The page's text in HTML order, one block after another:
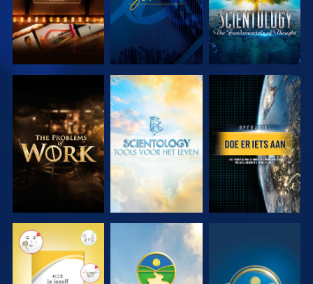
VERKEN DE
SERIE
VERKEN DE
SERIE
KIJK
KIJK KIJK KIJK